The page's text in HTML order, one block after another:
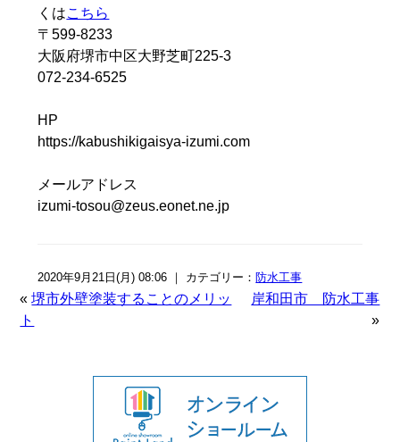
くはこちら
〒599-8233
大阪府堺市中区大野芝町225-3
072-234-6525
HP
https://kabushikigaisya-izumi.com
メールアドレス
izumi-tosou@zeus.eonet.ne.jp
2020年9月21日(月) 08:06 ｜ カテゴリー：防水工事
«堺市外壁塗装することのメリッ
ト
岸和田市 防水工事
»